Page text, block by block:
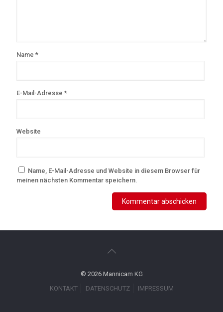
Name *
E-Mail-Adresse *
Website
Name, E-Mail-Adresse und Website in diesem Browser für
meinen nächsten Kommentar speichern.
© 2026 Mannicam KG
KONTAKT
DATENSCHUTZ IMPRESSUM